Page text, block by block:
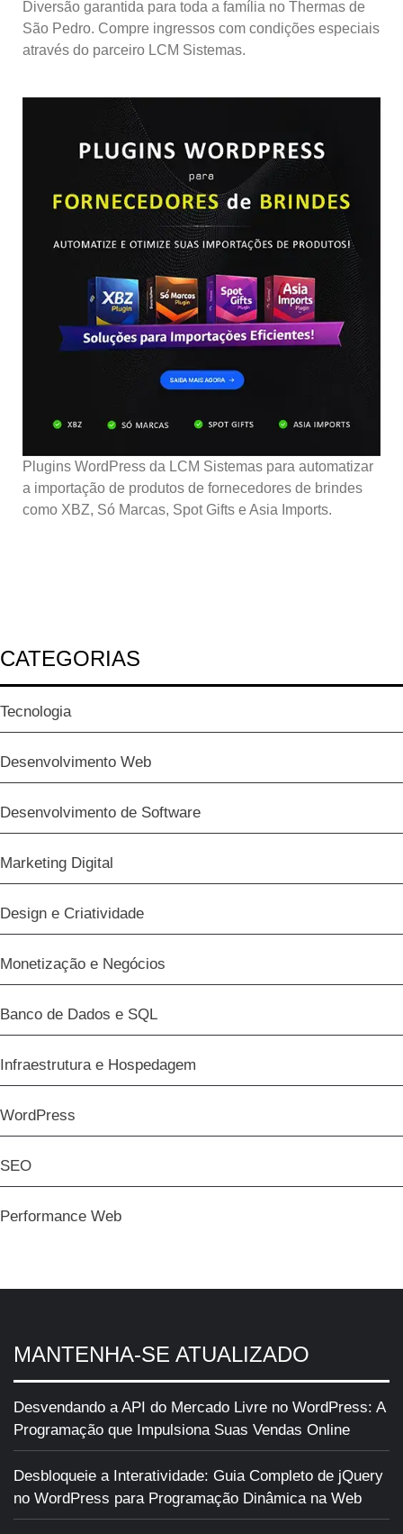
Diversão garantida para toda a família no Thermas de
São Pedro. Compre ingressos com condições especiais
através do parceiro LCM Sistemas.
Plugins WordPress da LCM Sistemas para automatizar
a importação de produtos de fornecedores de brindes
como XBZ, Só Marcas, Spot Gifts e Asia Imports.
CATEGORIAS
Tecnologia
Desenvolvimento Web
Desenvolvimento de Software
Marketing Digital
Design e Criatividade
Monetização e Negócios
Banco de Dados e SQL
Infraestrutura e Hospedagem
WordPress
SEO
Performance Web
MANTENHA-SE ATUALIZADO
Desvendando a API do Mercado Livre no WordPress: A
Programação que Impulsiona Suas Vendas Online
Desbloqueie a Interatividade: Guia Completo de jQuery
no WordPress para Programação Dinâmica na Web